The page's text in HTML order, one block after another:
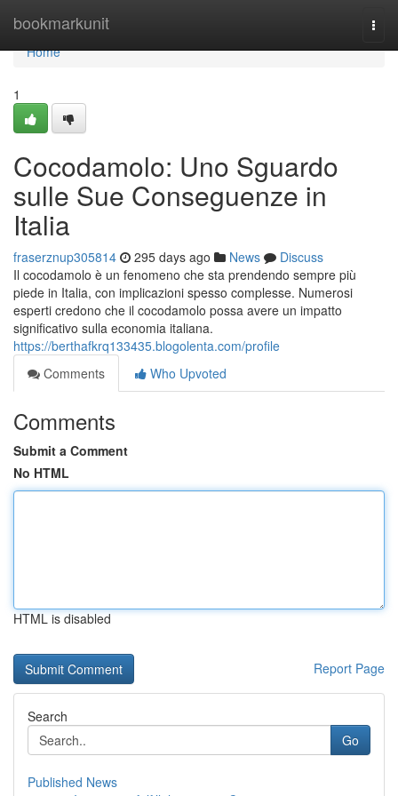
bookmarkunit
Home
Home
1
Cocodamolo: Uno Sguardo
sulle Sue Conseguenze in
Italia
fraserznup305814 295 days ago News
Discuss
Il cocodamolo è un fenomeno che sta prendendo sempre più
piede in Italia, con implicazioni spesso complesse. Numerosi
esperti credono che il cocodamolo possa avere un impatto
significativo sulla economia italiana.
https://berthafkrq133435.blogolenta.com/profile
Comments
Who Upvoted
Comments
Submit a Comment
No HTML
HTML is disabled
Report Page
Search
Go
Published News